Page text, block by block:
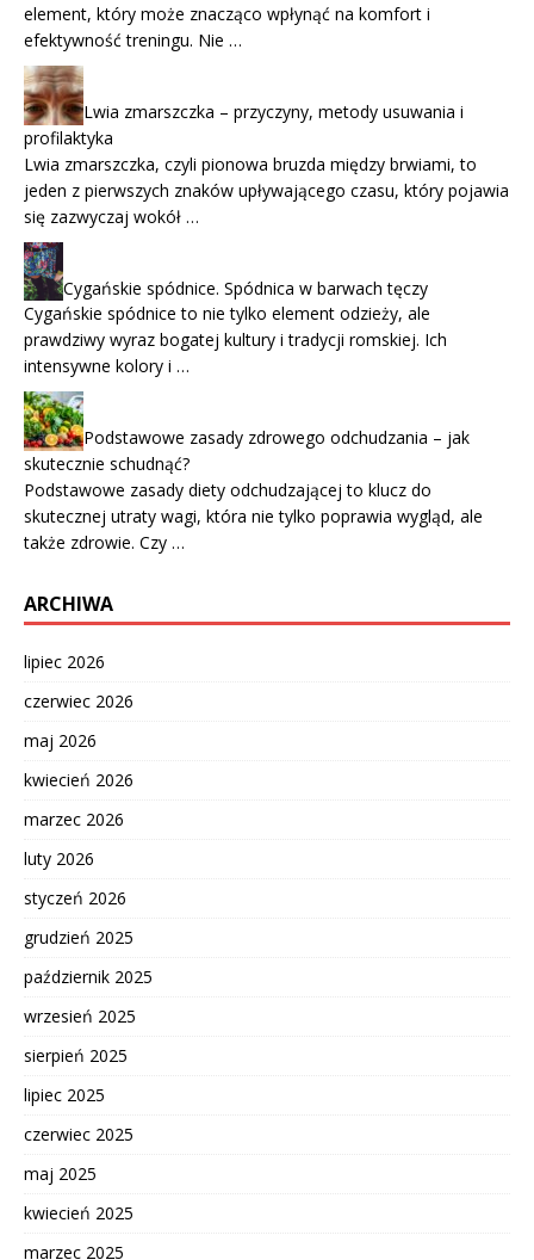
element, który może znacząco wpłynąć na komfort i
efektywność treningu. Nie …
Lwia zmarszczka – przyczyny, metody usuwania i
profilaktyka
Lwia zmarszczka, czyli pionowa bruzda między brwiami, to
jeden z pierwszych znaków upływającego czasu, który pojawia
się zazwyczaj wokół …
Cygańskie spódnice. Spódnica w barwach tęczy
Cygańskie spódnice to nie tylko element odzieży, ale
prawdziwy wyraz bogatej kultury i tradycji romskiej. Ich
intensywne kolory i …
Podstawowe zasady zdrowego odchudzania – jak
skutecznie schudnąć?
Podstawowe zasady diety odchudzającej to klucz do
skutecznej utraty wagi, która nie tylko poprawia wygląd, ale
także zdrowie. Czy …
ARCHIWA
lipiec 2026
czerwiec 2026
maj 2026
kwiecień 2026
marzec 2026
luty 2026
styczeń 2026
grudzień 2025
październik 2025
wrzesień 2025
sierpień 2025
lipiec 2025
czerwiec 2025
maj 2025
kwiecień 2025
marzec 2025